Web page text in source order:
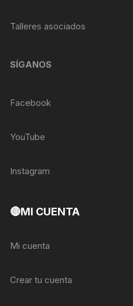
Talleres asociados
SÍGANOS
Facebook
YouTube
Instagram
🔴MI CUENTA
Mi cuenta
Crear tu cuenta